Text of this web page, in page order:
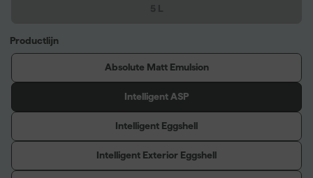
Productlijn
Absolute Matt Emulsion
Intelligent ASP
Intelligent Eggshell
Intelligent Exterior Eggshell